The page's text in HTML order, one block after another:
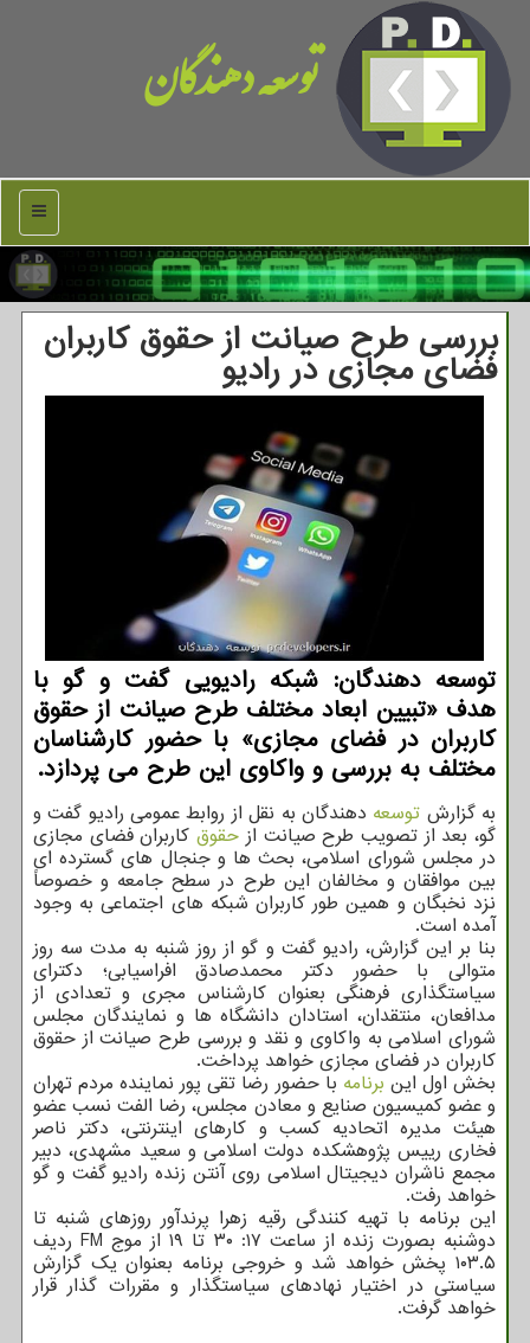
توسعه دهندگان
منو
بررسی طرح صیانت از حقوق کاربران
فضای مجازی در رادیو
توسعه دهندگان: شبکه رادیویی گفت و گو با
هدف «تبیین ابعاد مختلف طرح صیانت از حقوق
کاربران در فضای مجازی» با حضور کارشناسان
مختلف به بررسی و واکاوی این طرح می پردازد.
به گزارش توسعه دهندگان به نقل از روابط عمومی رادیو گفت و
گو، بعد از تصویب طرح صیانت از حقوقکاربران فضای مجازی
در مجلس شورای اسلامی، بحث ها و جنجال های گسترده ای
بین موافقان و مخالفان این طرح در سطح جامعه و خصوصاً
نزد نخبگان و همین طور کاربران شبکه های اجتماعی به وجود
آمده است.
بنا بر این گزارش، رادیو گفت و گو از روز شنبه به مدت سه روز
متوالی با حضور دکتر محمدصادق افراسیابی؛ دکترای
سیاستگذاری فرهنگی بعنوان کارشناس مجری و تعدادی از
مدافعان، منتقدان، استادان دانشگاه ها و نمایندگان مجلس
شورای اسلامی به واکاوی و نقد و بررسی طرح صیانت از حقوق
کاربران در فضای مجازی خواهد پرداخت.
بخش اول این برنامه با حضور رضا تقی پور نماینده مردم تهران
و عضو کمیسیون صنایع و معادن مجلس، رضا الفت نسب عضو
هیئت مدیره اتحادیه کسب و کارهای اینترنتی، دکتر ناصر
فخاری رییس پژوهشکده دولت اسلامی و سعید مشهدی، دبیر
مجمع ناشران دیجیتال اسلامی روی آنتن زنده رادیو گفت و گو
خواهد رفت.
این برنامه با تهیه کنندگی رقیه زهرا پرندآور روزهای شنبه تا
دوشنبه بصورت زنده از ساعت ۱۷: ۳۰ تا ۱۹ از موج FM ردیف
۱۰۳.۵ پخش خواهد شد و خروجی برنامه بعنوان یک گزارش
سیاستی در اختیار نهادهای سیاستگذار و مقررات گذار قرار
خواهد گرفت.